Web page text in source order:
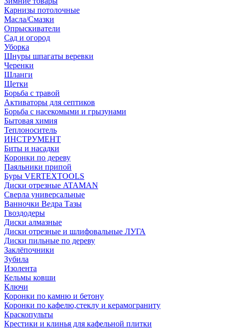
Карнизы потолочные
Масла/Смазки
Опрыскиватели
Сад и огород
Уборка
Шнуры шпагаты веревки
Черенки
Шланги
Щетки
Борьба с травой
Активаторы для септиков
Борьба с насекомыми и грызунами
Бытовая химия
Теплоноситель
ИНСТРУМЕНТ
Биты и насадки
Коронки по дереву
Паяльники припой
Буры VERTEXTOOLS
Диски отрезные ATAMAN
Сверла универсальные
Ванночки Ведра Тазы
Гвоздодеры
Диски алмазные
Диски отрезные и шлифовальные ЛУГА
Диски пильные по дереву
Заклёпочники
Зубила
Изолента
Кельмы ковши
Ключи
Коронки по камню и бетону
Коронки по кафелю,стеклу и керамограниту
Краскопульты
Крестики и клинья для кафельной плитки